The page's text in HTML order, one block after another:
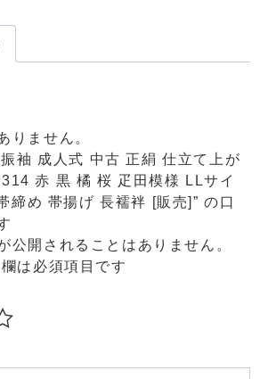
りません。
袖 成人式 中古 正絹 仕立て上が
赤 黒 橘 桜 疋田模様 LLサイ
締め 帯揚げ 長襦袢 [販売]” の口
公開されることはありません。
は必須項目です